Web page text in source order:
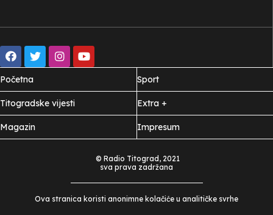
Početna
Titogradske vijesti
Magazin
Sport
Extra +
Impresum
© Radio Titograd, 2021
sva prava zadržana
Ova stranica koristi anonimne kolačiće u analitičke svrhe